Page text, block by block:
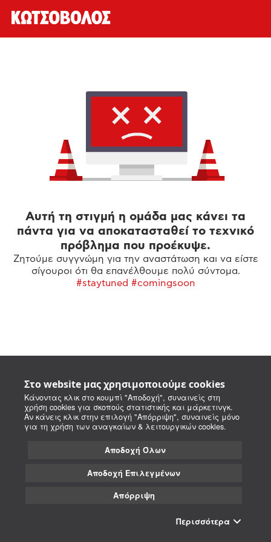
Στο website μας χρησιμοποιούμε cookies
Κάνοντας κλικ στο κουμπί "Αποδοχή", συναινείς στη
χρήση cookies για σκοπούς στατιστικής και μάρκετινγκ.
Αν κάνεις κλικ στην επιλογή "Απόρριψη", συναινείς μόνο
για τη χρήση των αναγκαίων & λειτουργικών cookies.
Αποδοχή Όλων
Αποδοχή Επιλεγμένων
Απόρριψη
Περισσότερα
Αυτή τη στιγμή η ομάδα μας κάνει τα
πάντα για να αποκατασταθεί το τεχνικό
πρόβλημα που προέκυψε.
Ζητούμε συγγνώμη για την αναστάτωση και να είστε
σίγουροι ότι θα επανέλθουμε πολύ σύντομα.
#staytuned #comingsoon